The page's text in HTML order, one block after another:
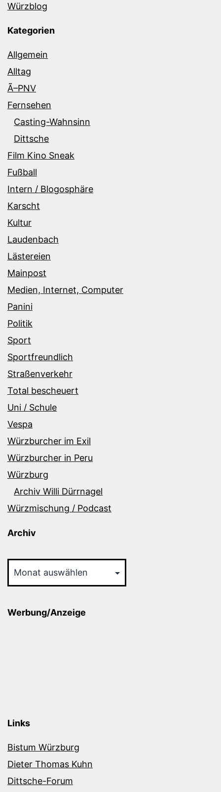
Würzblog
Kategorien
Allgemein
Alltag
Ã–PNV
Fernsehen
Casting-Wahnsinn
Dittsche
Film Kino Sneak
Fußball
Intern / Blogosphäre
Karscht
Kultur
Laudenbach
Lästereien
Mainpost
Medien, Internet, Computer
Panini
Politik
Sport
Sportfreundlich
Straßenverkehr
Total bescheuert
Uni / Schule
Vespa
Würzburcher im Exil
Würzburcher in Peru
Würzburg
Archiv Willi Dürrnagel
Würzmischung / Podcast
Archiv
Werbung/Anzeige
Links
Bistum Würzburg
Dieter Thomas Kuhn
Dittsche-Forum